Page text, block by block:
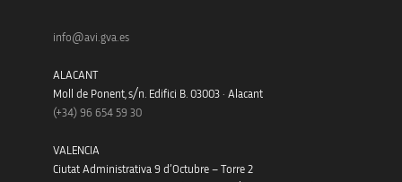
info@avi.gva.es
ALACANT
Moll de Ponent, s/n. Edifici B. 03003 · Alacant
(+34) 96 654 59 30
VALENCIA
Ciutat Administrativa 9 d’Octubre – Torre 2